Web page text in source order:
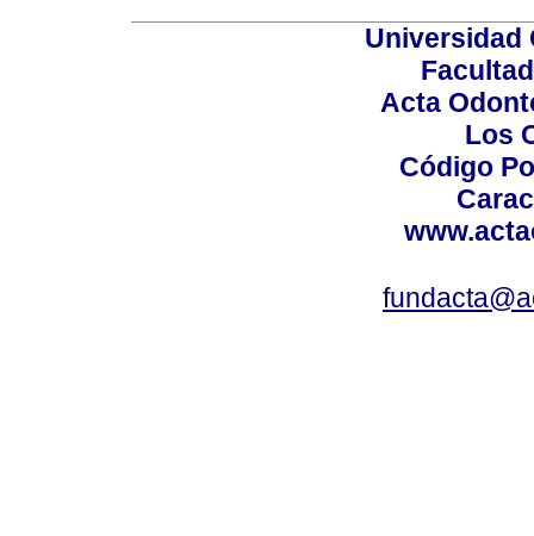
Universidad
Acta
Los
Código